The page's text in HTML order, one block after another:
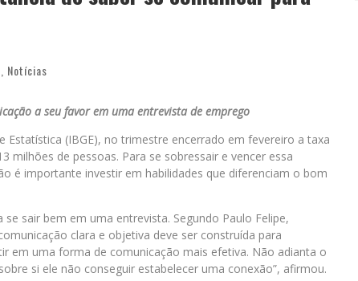
Notícias
a seu favor em uma entrevista de emprego
(IBGE), no trimestre encerrado em fevereiro a taxa
milhões de pessoas. Para se sobressair e vencer essa
é importante investir em habilidades que diferenciam o bom
sair bem em uma entrevista. Segundo Paulo Felipe,
clara e objetiva deve ser construída para
em uma forma de comunicação mais efetiva. Não adianta o
si ele não conseguir estabelecer uma conexão”, afirmou.